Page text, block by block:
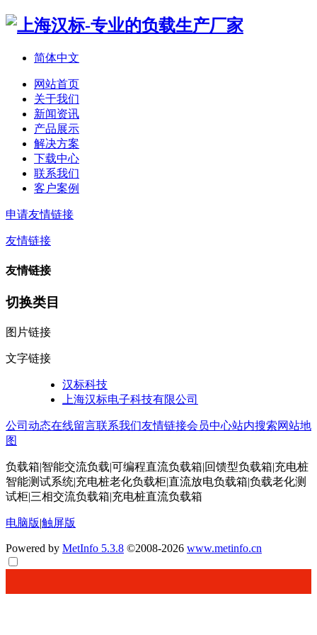
简体中文
网站首页
关于我们
新闻资讯
产品展示
解决方案
下载中心
联系我们
客户案例
申请友情链接
友情链接
友情链接
切换类目
图片链接
文字链接
汉标科技
上海汉标电子科技有限公司
公司动态在线留言联系我们友情链接会员中心站内搜索网站地
图
负载箱|智能交流负载|可编程直流负载箱|回馈型负载箱|充电桩
智能测试系统|充电桩老化负载柜|直流放电负载箱|负载老化测
试柜|三相交流负载箱|充电桩直流负载箱
电脑版|触屏版
Powered by MetInfo 5.3.8 ©2008-2026 www.metinfo.cn